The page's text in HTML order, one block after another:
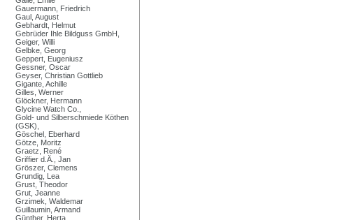
Gauermann, Friedrich
Gaul, August
Gebhardt, Helmut
Gebrüder Ihle Bildguss GmbH,
Geiger, Willi
Gelbke, Georg
Geppert, Eugeniusz
Gessner, Oscar
Geyser, Christian Gottlieb
Gigante, Achille
Gilles, Werner
Glöckner, Hermann
Glycine Watch Co.,
Gold- und Silberschmiede Köthen
(GSK),
Göschel, Eberhard
Götze, Moritz
Graetz, René
Griffier d.Ä., Jan
Gröszer, Clemens
Grundig, Lea
Grust, Theodor
Grut, Jeanne
Grzimek, Waldemar
Guillaumin, Armand
Günther, Herta